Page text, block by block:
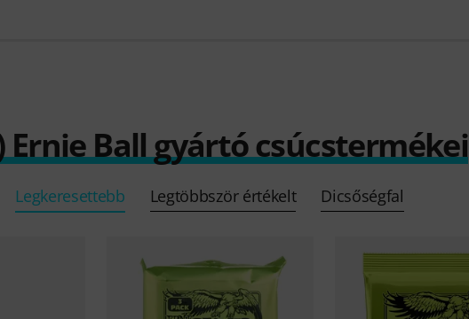
Ernie Ball gyártó csúcstermékei
Legkeresettebb Legtöbbször értékelt Dicsőségfal